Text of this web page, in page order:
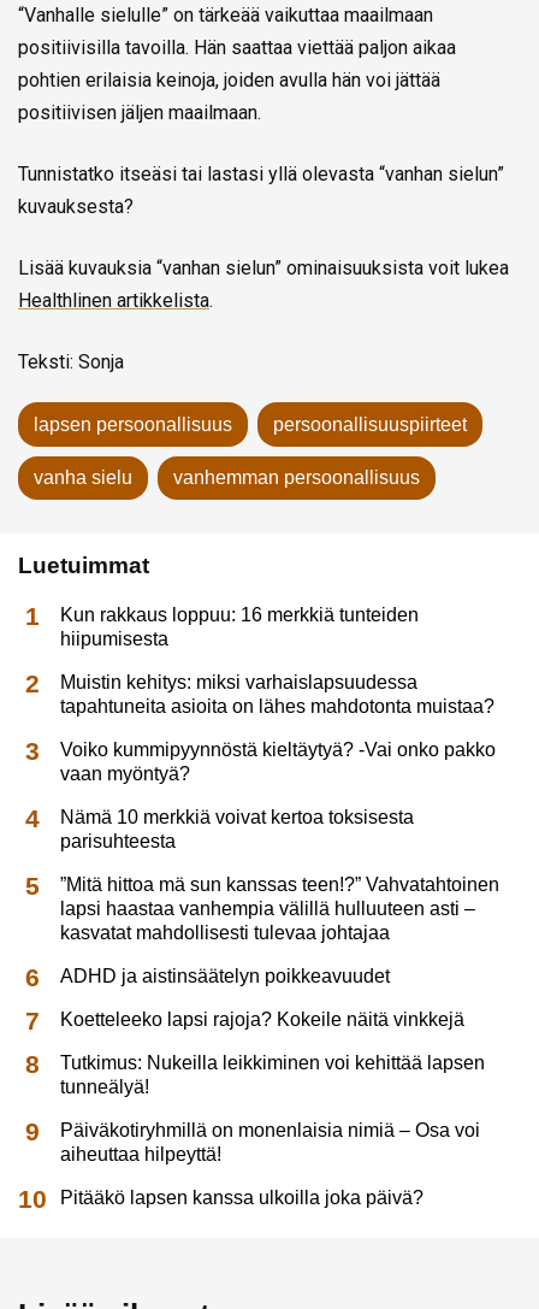
“Vanhalle sielulle” on tärkeää vaikuttaa maailmaan
positiivisilla tavoilla. Hän saattaa viettää paljon aikaa
pohtien erilaisia keinoja, joiden avulla hän voi jättää
positiivisen jäljen maailmaan.
Tunnistatko itseäsi tai lastasi yllä olevasta “vanhan sielun”
kuvauksesta?
Lisää kuvauksia “vanhan sielun” ominaisuuksista voit lukea
Healthlinen artikkelista.
Teksti: Sonja
lapsen persoonallisuus persoonallisuuspiirteet
vanha sielu vanhemman persoonallisuus
Luetuimmat
Kun rakkaus loppuu: 16 merkkiä tunteiden
hiipumisesta
Muistin kehitys: miksi varhaislapsuudessa
tapahtuneita asioita on lähes mahdotonta muistaa?
Voiko kummipyynnöstä kieltäytyä? -Vai onko pakko
vaan myöntyä?
Nämä 10 merkkiä voivat kertoa toksisesta
parisuhteesta
”Mitä hittoa mä sun kanssas teen!?” Vahvatahtoinen
lapsi haastaa vanhempia välillä hulluuteen asti –
kasvatat mahdollisesti tulevaa johtajaa
ADHD ja aistinsäätelyn poikkeavuudet
Koetteleeko lapsi rajoja? Kokeile näitä vinkkejä
Tutkimus: Nukeilla leikkiminen voi kehittää lapsen
tunneälyä!
Päiväkotiryhmillä on monenlaisia nimiä – Osa voi
aiheuttaa hilpeyttä!
Pitääkö lapsen kanssa ulkoilla joka päivä?